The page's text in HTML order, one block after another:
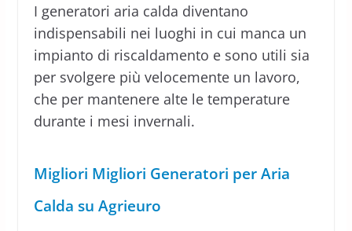
I generatori aria calda diventano
indispensabili nei luoghi in cui manca un
impianto di riscaldamento e sono utili sia
per svolgere più velocemente un lavoro,
che per mantenere alte le temperature
durante i mesi invernali.
Migliori Migliori Generatori per Aria
Calda su Agrieuro